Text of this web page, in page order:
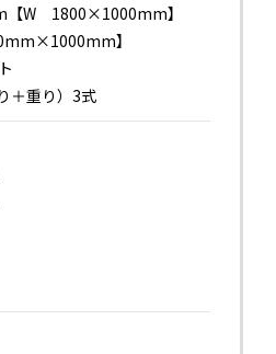
W 1800×1000mm】
】
＋重り）3式